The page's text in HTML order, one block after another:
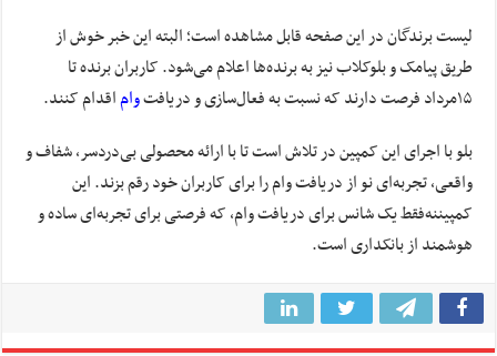
لیست برندگان در این صفحه قابل مشاهده است؛ البته این خبر خوش از
طریق پیامک و بلوکلاب نیز بهبرنده‌هااعلام می‌شود.کاربرانبرندهتا
۱۵مردادفرصت دارندکه نسبت به فعالسازی و دریافتواماقدام کنند.
بلوبا اجرای این کمپیندر تلاش است تا با ارائه محصولی بی‌دردسر، شفاف و
واقعی، تجربه‌ای نواز دریافت وامرابرای کاربران خودرقم بزند.این
کمپیننه‌فقط یک شانسبرای دریافت وام، که فرصتی برای تجربه‌ای‌ ساده‌و
هوشمندازبانکداری است.